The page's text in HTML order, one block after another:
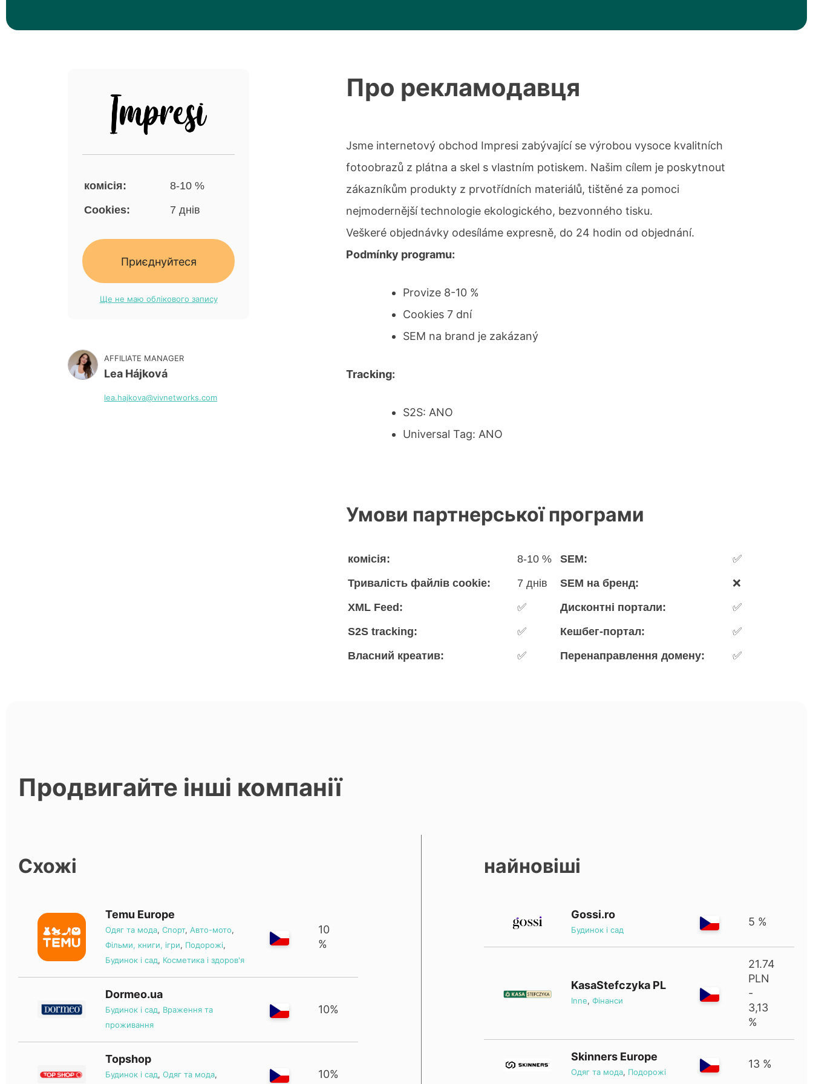
комісія:
8-10 %
Cookies:
7 днів
Приєднуйтеся
Ще не маю облікового запису
AFFILIATE MANAGER
Lea Hájková
lea.hajkova@vivnetworks.com
Про рекламодавця
Jsme internetový obchod Impresi zabývající se výrobou vysoce kvalitních
fotoobrazů z plátna a skel s vlastním potiskem. Našim cílem je poskytnout
zákazníkům produkty z prvotřídních materiálů, tištěné za pomoci
nejmodernější technologie ekologického, bezvonného tisku.
Veškeré objednávky odesíláme expresně, do 24 hodin od objednání.
Podmínky programu:
Provize 8-10 %
Cookies 7 dní
SEM na brand je zakázaný
Tracking:
S2S: ANO
Universal Tag: ANO
Умови партнерської програми
комісія: 8-10 % SEM:
✅
Тривалість файлів cookie:
7 днів SEM на бренд:
❌
XML Feed:
✅ Дисконтні портали:
✅
S2S tracking:
✅ Кешбег-портал:
✅
Власний креатив:
✅ Перенаправлення домену: ✅
Продвигайте інші компанії
Схожі
Temu Europe
Одяг та мода, Спорт, Авто-мото,
Фільми, книги, ігри, Подорожі,
Будинок і сад, Косметика і здоров'я
10
%
Dormeo.ua
Будинок і сад, Враження та
проживання
10%
Topshop
Будинок і сад, Одяг та мода, 10%
найновіші
Gossi.ro
Будинок і сад
5 %
KasaStefczyka PL
Inne,Фінанси
21.74
PLN
-
3,13
%
Skinners Europe
Одяг та мода, Подорожі
13 %